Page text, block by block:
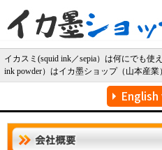
イカスミ(squid ink／sepia）は何にでも
ink powder）はイカ墨ショップ（山本産業